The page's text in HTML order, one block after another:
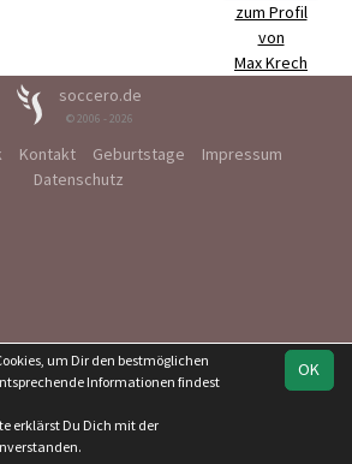
zum Profil
von
Max Krech
soccero.de
© 2006 - 2026
Kontakt Geburtstage
Impressum
Datenschutz
OK
um Dir den bestmöglichen
Informationen findest
erklärst Du Dich mit der